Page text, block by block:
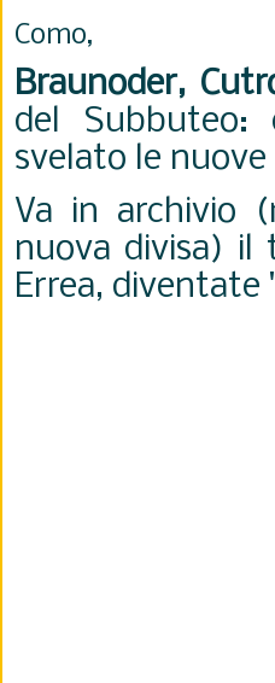
Como,
Braunoder,
del
svelato le
Va in archivio
nuova divisa) il
Errea, diventate